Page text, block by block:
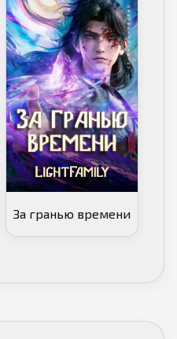
За гранью времени